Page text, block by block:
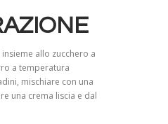
allo zucchero a
a temperatura
mischiare con una
una crema liscia e dal